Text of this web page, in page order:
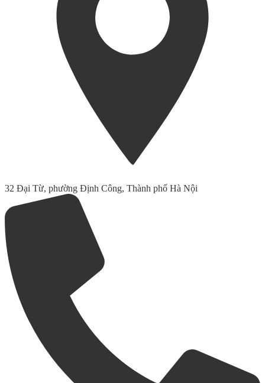
32 Đại Từ, phường Định Công, Thành phố Hà Nội